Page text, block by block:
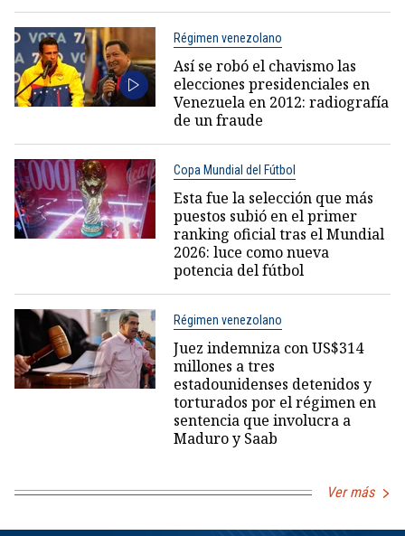
Régimen venezolano
Así se robó el chavismo las
elecciones presidenciales en
Venezuela en 2012: radiografía
de un fraude
Copa Mundial del Fútbol
Esta fue la selección que más
puestos subió en el primer
ranking oficial tras el Mundial
2026: luce como nueva
potencia del fútbol
Régimen venezolano
Juez indemniza con US$314
millones a tres
estadounidenses detenidos y
torturados por el régimen en
sentencia que involucra a
Maduro y Saab
Ver más